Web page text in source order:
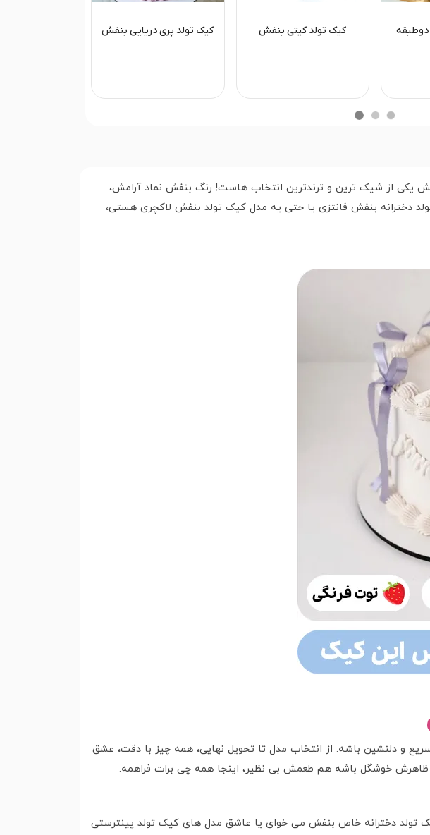
دوطبقه کیک تولد کیتی بنفش کیک تولد پری دریایی بنفش
یکی از شیک ترین و ترندترین انتخاب هاست! رنگ بنفش نماد آرامش،
دخترانه بنفش فانتزی یا حتی یه مدل کیک تولد بنفش لاکچری هستی،
و دلنشین باشه. از انتخاب مدل تا تحویل نهایی، همه چیز با دقت، عشق
خوشگل باشه هم طعمش بی نظیر، اینجا همه چی برات فراهمه.
تولد دخترانه خاص بنفش می خوای یا عاشق مدل های کیک تولد پینترستی